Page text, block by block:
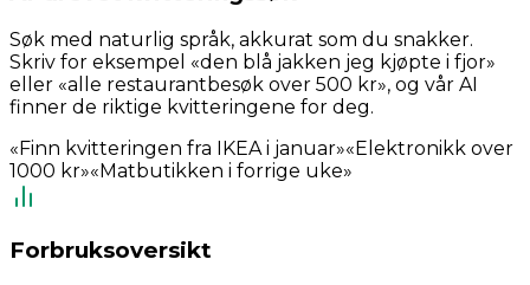
Søk med naturlig språk, akkurat som du snakker.
Skriv for eksempel «den blå jakken jeg kjøpte i fjor»
eller «alle restaurantbesøk over 500 kr», og vår AI
finner de riktige kvitteringene for deg.
«Finn kvitteringen fra IKEA i januar»«Elektronikk over
1000 kr»«Matbutikken i forrige uke»
Forbruksoversikt